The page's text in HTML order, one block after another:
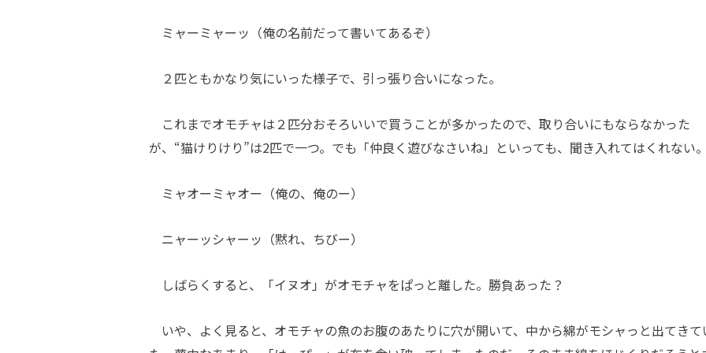
ミャーミャーッ（俺の名前だって書いてあるぞ）
２匹ともかなり気にいった様子で、引っ張り合いになった。
これまでオモチャは２匹分おそろいいで買うことが多かったので、取り合いにもならなかった
が、“猫けりけり”は2匹で一つ。でも「仲良く遊びなさいね」といっても、聞き入れてはくれない
ミャオーミャオー（俺の、俺のー）
ニャーッシャーッ（黙れ、ちびー）
しばらくすると、「イヌオ」がオモチャをぱっと離した。勝負あった？
いや、よく見ると、オモチャの魚のお腹のあたりに穴が開いて、中から綿がモシャっと出てきて